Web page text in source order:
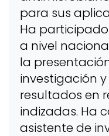
para sus
Ha
a nivel
la
investigación
resultados en
indizadas. Ha
asistente de